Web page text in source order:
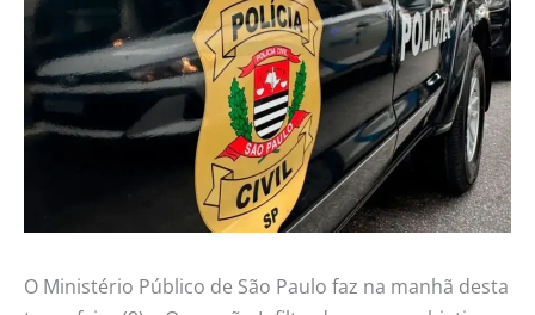
O Ministério Público de São Paulo faz na manhã desta